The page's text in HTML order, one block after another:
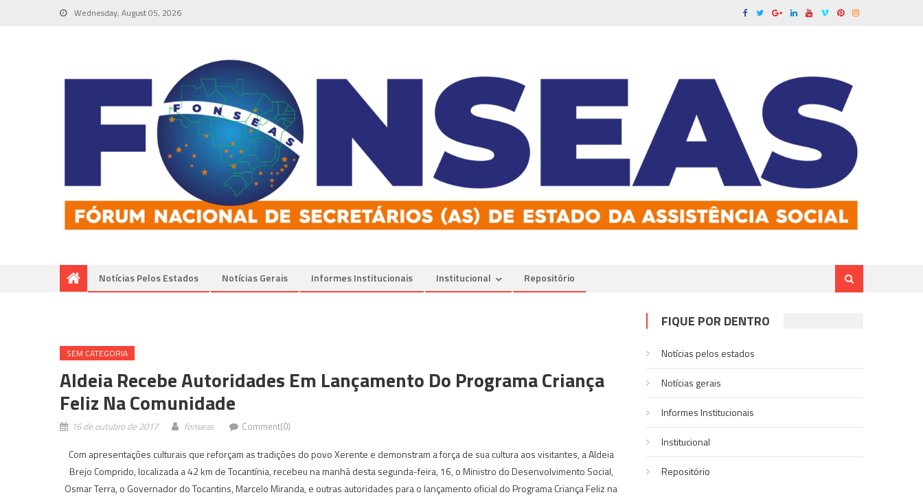
Wednesday, August 05, 2026
Notícias Pelos Estados Notí­cias Gerais Informes Institucionais Institucional Repositório
SEM CATEGORIA
Aldeia Recebe Autoridades Em Lançamento Do Programa Criança
Feliz Na Comunidade
16 de outubro de 2017 fonseas Comment(0)
Com apresentações culturais que reforçam as tradições do povo Xerente e demonstram a força de sua cultura aos visitantes, a Aldeia
Brejo Comprido, localizada a 42 km de Tocantínia, recebeu na manhã desta segunda-feira, 16, o Ministro do Desenvolvimento Social,
Osmar Terra, o Governador do Tocantins, Marcelo Miranda, e outras autoridades para o lançamento oficial do Programa Criança Feliz na
FIQUE POR DENTRO
Notícias pelos estados
Notí­cias gerais
Informes Institucionais
Institucional
Repositório